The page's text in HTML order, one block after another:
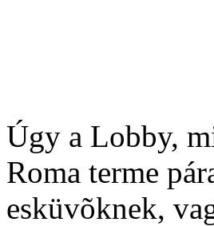
Úgy a Lobby,
Roma terme
esküvõknek,